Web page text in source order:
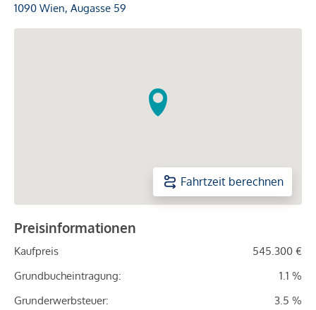
1090 Wien, Augasse 59
Fahrtzeit berechnen
Preisinformationen
Kaufpreis
545.300 €
Grundbucheintragung:
1.1 %
Grunderwerbsteuer:
3.5 %